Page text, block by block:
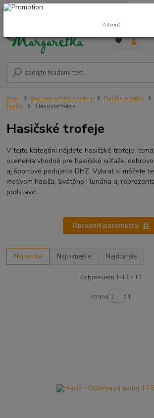
0948 236 042
Úvod Športové poháre a trofeje Figúrky a sošky
hobby
Hasičské trofeje
Hasičské trofeje
V tejto kategórii nájdete hasičské trofeje,
ocenenia vhodné pre hasičské súťaže,
aj športové podujatia DHZ. Vybrať si môžete
motívom hasiča, Svätého Floriána aj
podstavci.
Upresniť parametre
Najnovšie Najlacnejšie Najdrahšie
Zobrazujem 1-13 z 13
strana z 1
Zatvoriť